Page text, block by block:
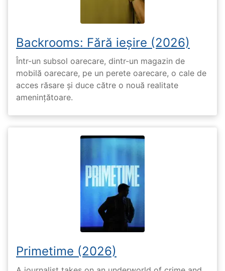
Backrooms: Fără ieșire (2026)
Într-un subsol oarecare, dintr-un magazin de
mobilă oarecare, pe un perete oarecare, o cale de
acces răsare și duce către o nouă realitate
amenințătoare.
Primetime (2026)